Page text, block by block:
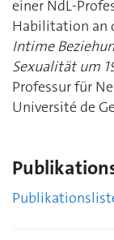
einer NdL-
Habilitation an
Intime
Sexualität um
Professur für
Université de